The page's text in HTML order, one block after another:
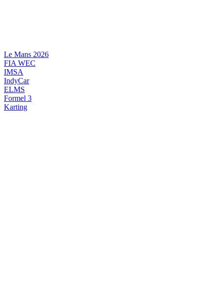
Le Mans 2026
FIA WEC
IMSA
IndyCar
ELMS
Formel 3
Karting